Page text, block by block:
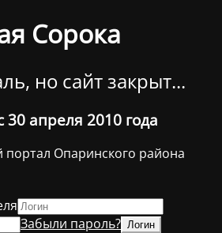
Сорока
но сайт закрыт...
апреля 2010 года
Опаринского района
Забыли пароль?